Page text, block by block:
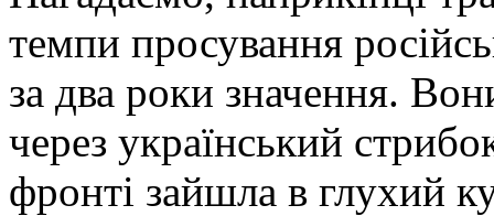
темпи просування
за два роки значення.
через український
фронті зайшла в глухий